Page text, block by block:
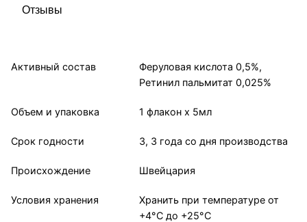
Отзывы
Активный состав
Феруловая кислота 0,5%,
Ретинил пальмитат 0,025%
Объем и упаковка 1 флакон x 5мл
Срок годности 3, 3 года со дня производства
Происхождение Швейцария
Условия хранения
Хранить при температуре от
+4°С до +25°С